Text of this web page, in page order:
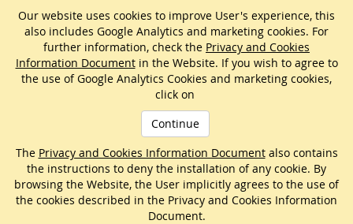
Our website uses cookies to improve User's experience, this
also includes Google Analytics and marketing cookies. For
further information, check the Privacy and Cookies
Information Documentin the Website. If you wish to agree to
the use of Google Analytics Cookies and marketing cookies,
click on
Continue
The Privacy and Cookies Information Documentalso contains
the instructions to deny the installation of any cookie. By
browsing the Website, the User implicitly agrees to the use of
the cookies described in the Privacy and Cookies Information
Document.